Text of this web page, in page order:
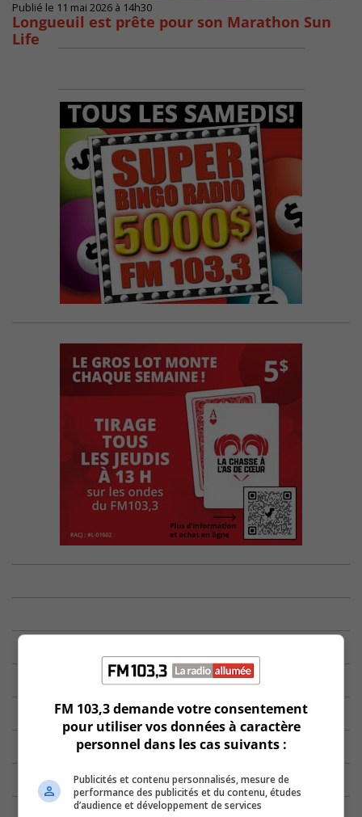
Publié le 11 mai 2026 à 14h30
Longueuil est prête pour son Marathon Sun
Life
FM 103,3 demande votre consentement
pour utiliser vos données à caractère
personnel dans les cas suivants :
Publicités et contenu personnalisés, mesure de
performance des publicités et du contenu, études
d’audience et développement de services